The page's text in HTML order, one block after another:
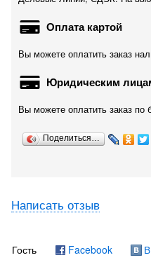
Оплата картой
Вы можете оплатить заказ
Юридическим
Вы можете оплатить заказ по
Поделиться…
Написать отзыв
Гость Facebook